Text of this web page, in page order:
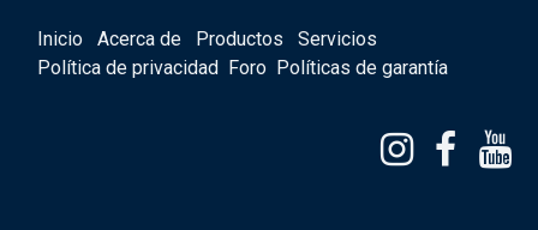
Inicio Acerca de Productos
Servicios
Política de privacidad
Foro Políticas de garantía